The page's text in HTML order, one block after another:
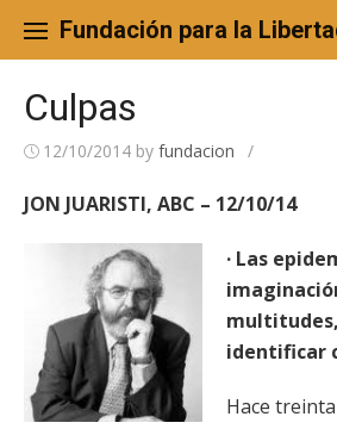
content
Fundación para la
Culpas
12/10/2014 by fundacion /
JON JUARISTI, ABC – 12/10/14
· Las
identificar
Hace